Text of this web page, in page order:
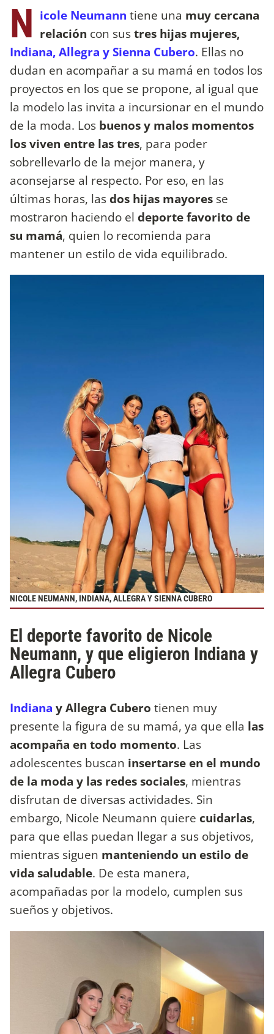
N icole Neumann tiene una muy cercana
relación con sustres hijas mujeres,
Indiana, Allegra y Sienna Cubero. Ellas no
dudan en acompañar a su mamá en todos los
proyectos en los que se propone, al igual que
la modelo las invita a incursionar en el mundo
de la moda. Los buenos y malos momentos
los viven entre las tres, para poder
sobrellevarlo de la mejor manera, y
aconsejarse al respecto. Por eso, en las
últimas horas, lasdos hijas mayores se
mostraron haciendo el deporte favorito de
su mamá, quien lo recomienda para
mantener un estilo de vida equilibrado.
NICOLE NEUMANN, INDIANA, ALLEGRA Y SIENNA CUBERO
El deporte favorito de Nicole
Neumann, y que eligieron Indiana y
Allegra Cubero
Indiana y Allegra Cubero tienen muy
presente la figura de su mamá, ya que ella las
acompaña en todo momento. Las
adolescentes buscan insertarse en el mundo
de la moda y las redes sociales, mientras
disfrutan de diversas actividades. Sin
embargo, Nicole Neumann quiere cuidarlas,
para que ellas puedan llegar a sus objetivos,
mientras siguen manteniendo un estilo de
vida saludable. De esta manera,
acompañadas por la modelo, cumplen sus
sueños y objetivos.